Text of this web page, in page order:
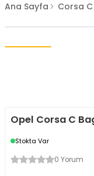
Ana Sayfa Corsa
Opel Corsa C
Stokta Var
0 Yorum